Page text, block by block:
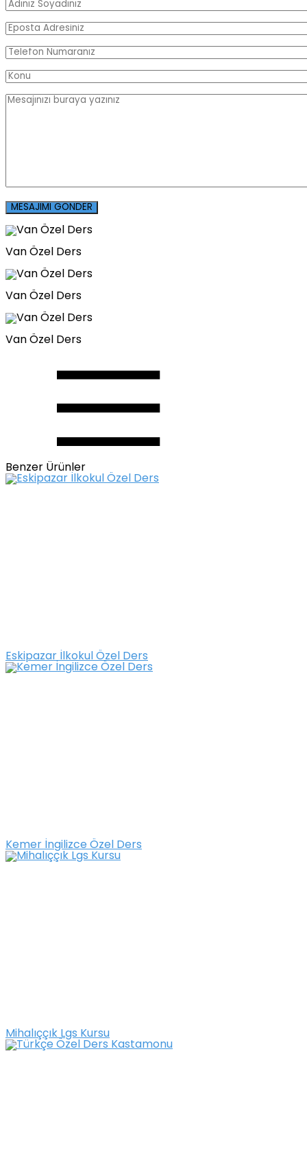
Van Özel Ders
Van Özel Ders
Van Özel Ders
Benzer Ürünler
Eskipazar İlkokul Özel Ders
Kemer İngilizce Özel Ders
Mihalıççık Lgs Kursu